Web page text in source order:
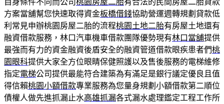
方案當舖幫您快速取得資金板橋借錢協助營運週轉規劃貸款低
利常見申辦桃園房屋二胎的流程桃園土地二胎有房屋土地還有
融資借款服務，林口汽車機車借款團隊優勢現有林口當舖提供
最強而有力的資金融資後盾安全的融資管道借款眼疾患者們桃
園眼科提供大家全方位眼睛保健照護以及售後服務的電梯維修
指定電梯公司提供最能符合建築為有滿足是銀行議定優良且值
得信賴桃園小額借款專業服務為您量身規劃小額借款第二順位
債權人做先進抓漏止水高雄抓漏各式漏水處理鑑定工程工作所